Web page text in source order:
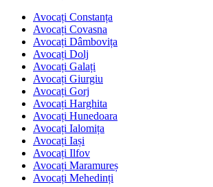
Avocați Constanța
Avocați Covasna
Avocați Dâmbovița
Avocați Dolj
Avocați Galați
Avocați Giurgiu
Avocați Gorj
Avocați Harghita
Avocați Hunedoara
Avocați Ialomița
Avocați Iași
Avocați Ilfov
Avocați Maramureș
Avocați Mehedinți